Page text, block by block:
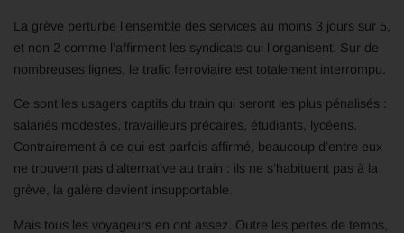
La grève perturbe l’ensemble des services au moins 3 jours sur 5,
et non 2 comme l’affirment les syndicats qui l’organisent. Sur de
nombreuses lignes, le trafic ferroviaire est totalement interrompu.
Ce sont les usagers captifs du train qui seront les plus pénalisés :
salariés modestes, travailleurs précaires, étudiants, lycéens.
Contrairement à ce qui est parfois affirmé, beaucoup d’entre eux
ne trouvent pas d’alternative au train : ils ne s’habituent pas à la
grève, la galère devient insupportable.
Mais tous les voyageurs en ont assez. Outre les pertes de temps,